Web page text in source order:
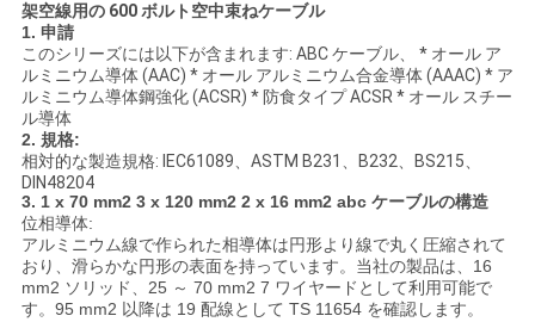
絡
し
な
さ
い
ニ
架空線用の 600 ボルト空中束ねケーブル
1. 申請
このシリーズには以下が含まれます: ABC ケーブル、 * オール ア
ルミニウム導体 (AAC) * オール アルミニウム合金導体 (AAAC) * ア
ルミニウム導体鋼強化 (ACSR) * 防食タイプ ACSR * オール スチー
ル導体
2. 規格:
相対的な製造規格: IEC61089、ASTM B231、B232、BS215、
DIN48204
3. 1 x 70 mm2 3 x 120 mm2 2 x 16 mm2 abc ケーブルの構造
位相導体:
アルミニウム線で作られた相導体は円形より線で丸く圧縮されて
おり、滑らかな円形の表面を持っています。当社の製品は、16
mm2 ソリッド、25 ～ 70 mm2 7 ワイヤードとして利用可能で
す。95 mm2 以降は 19 配線として TS 11654 を確認します。